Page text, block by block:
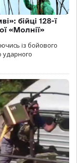
бійці 128-ї
«Молнії»
із бойового
ударного